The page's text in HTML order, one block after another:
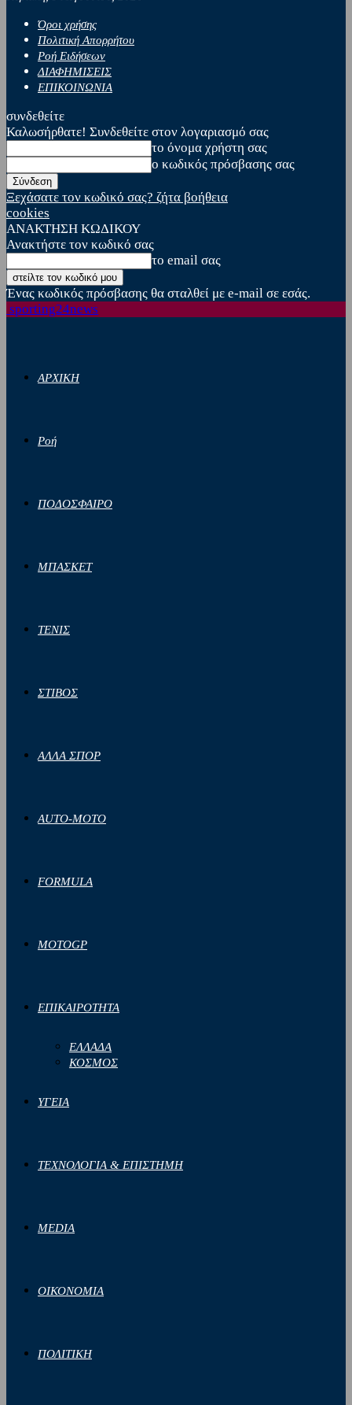
Όροι χρήσης
Πολιτική Απορρήτου
Ροή Ειδήσεων
ΔΙΑΦΗΜΙΣΕΙΣ
ΕΠΙΚΟΙΝΩΝΙΑ
συνδεθείτε
Καλωσήρθατε! Συνδεθείτε στον λογαριασμό σας
το όνομα χρήστη σας
ο κωδικός πρόσβασης σας
Ξεχάσατε τον κωδικό σας? ζήτα βοήθεια
cookies
ΑΝΑΚΤΗΣΗ ΚΩΔΙΚΟΥ
Ανακτήστε τον κωδικό σας
το email σας
Ένας κωδικός πρόσβασης θα σταλθεί με e-mail σε εσάς.
sporting24news
ΑΡΧΙΚΗ
Ροή
ΠΟΔΟΣΦΑΙΡΟ
ΜΠΑΣΚΕΤ
ΤΕΝΙΣ
ΣΤΙΒΟΣ
ΑΛΛΑ ΣΠΟΡ
AUTO-MOTO
FORMULA
MOTOGP
ΕΠΙΚΑΙΡΟΤΗΤΑ
ΕΛΛΑΔΑ
ΚΟΣΜΟΣ
ΥΓΕΙΑ
ΤΕΧΝΟΛΟΓΙΑ & ΕΠΙΣΤΗΜΗ
MEDIA
ΟΙΚΟΝΟΜΙΑ
ΠΟΛΙΤΙΚΗ